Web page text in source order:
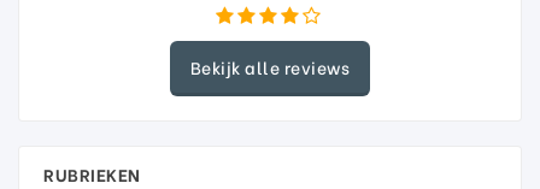
Bekijk alle reviews
RUBRIEKEN